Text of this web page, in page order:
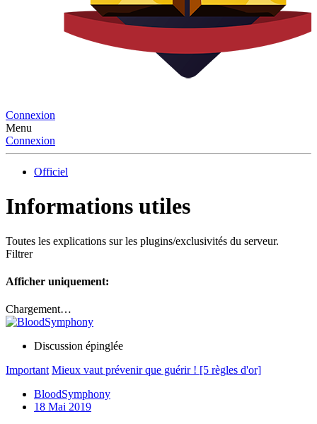
Connexion
Menu
Connexion
Officiel
Informations utiles
Toutes les explications sur les plugins/exclusivités du serveur.
Filtrer
Afficher uniquement:
Chargement…
Discussion épinglée
Important Mieux vaut prévenir que guérir ! [5 règles d'or]
BloodSymphony
18 Mai 2019